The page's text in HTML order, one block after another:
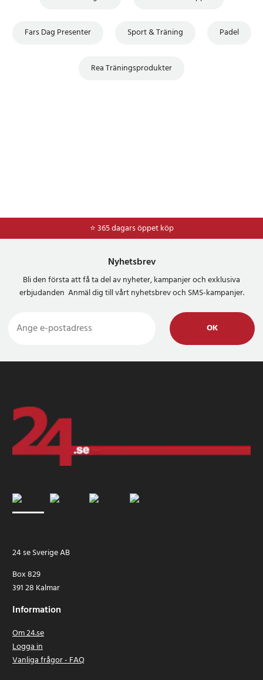
Fars Dag Presenter Sport & Träning Padel
Rea Träningsprodukter
⭐ 365 dagars öppet köp
⭐Frakt 49kr *
Nyhetsbrev
Bli den första att få ta del av nyheter, kampanjer och exklusiva
erbjudanden Anmäl dig till vårt nyhetsbrev och SMS-kampanjer.
OK
24 se Sverige AB
Box 829
391 28 Kalmar
Information
Om 24.se
Logga in
Vanliga frågor - FAQ